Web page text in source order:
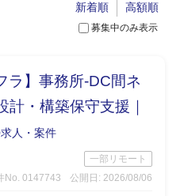
募集中のみ表示
新着順 高額順
ラ】事務所-DC間ネ
計・構築保守支援｜
人・案件
一部リモート
No. 0147743
公開日: 2026/08/06